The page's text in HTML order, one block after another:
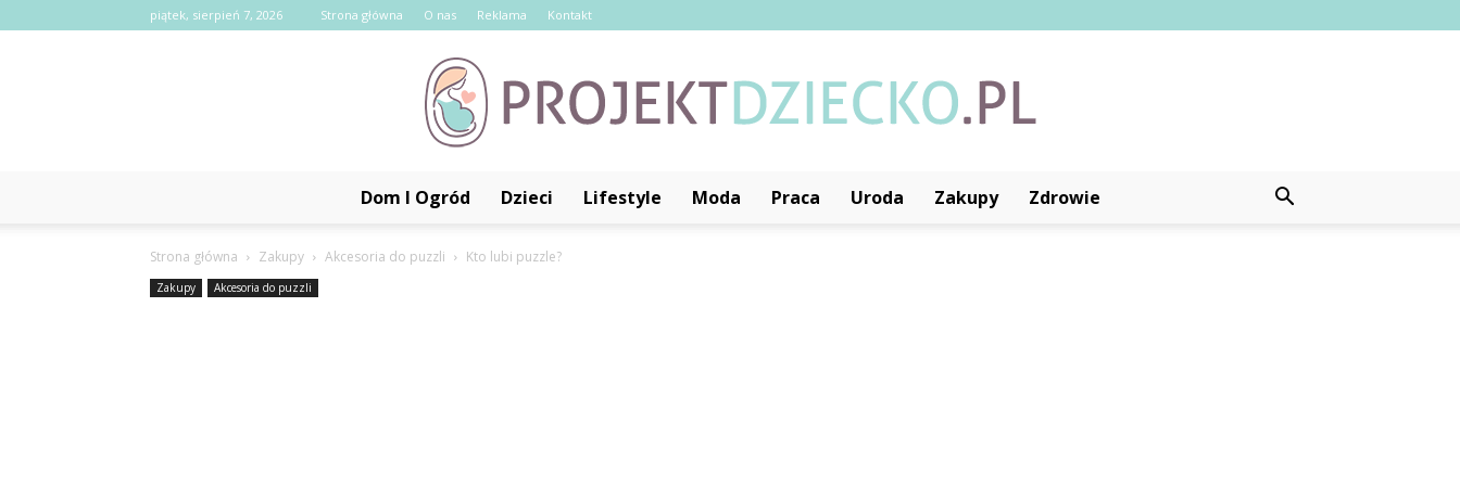
piątek, sierpień 7, 2026 Strona główna O nas Reklama Kontakt
Dom I Ogród Dzieci Lifestyle Moda Praca Uroda Zakupy Zdrowie
Strona główna Zakupy Akcesoria do puzzli Kto lubi puzzle?
Zakupy Akcesoria do puzzli